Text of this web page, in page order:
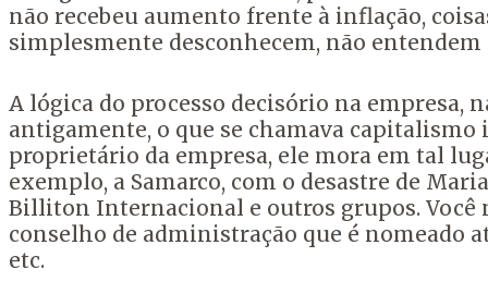
não recebeu aumento frente à inflação,
simplesmente desconhecem, não entendem
A lógica do processo decisório na empresa,
antigamente, o que se chamava
proprietário da empresa, ele mora em tal
exemplo, a Samarco, com o desastre de
Billiton Internacional e outros grupos. Você
conselho de administração que é nomeado
etc.